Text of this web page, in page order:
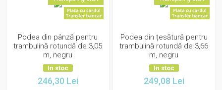
Podea din pânză pentru
trambulină rotundă de 3,05
m, negru
In stoc
246,30 Lei
Podea din țesătură pentru
trambulină rotundă de 3,66
m, negru
In stoc
249,08 Lei